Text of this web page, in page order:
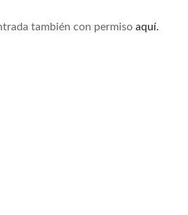
también con permiso aquí.